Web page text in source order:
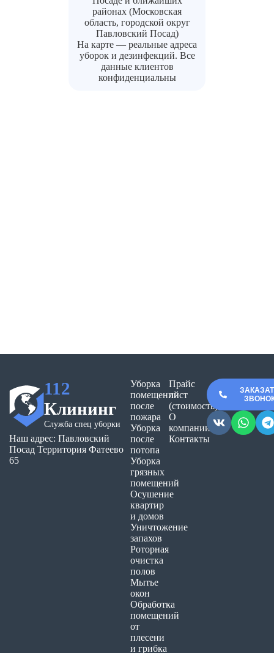
районах (Московская
область, городской округ
Павловский Посад)
На карте — реальные адреса
уборок и дезинфекций. Все
данные клиентов
конфиденциальны
112
Клининг
Служба спец уборки
Наш адрес: Павловский
Посад Территория Фатеево
65
Уборка
помещений
после
пожара
Уборка
после
потопа
Уборка
грязных
помещений
Осушение
квартир
и домов
Уничтожение
запахов
Роторная
очистка
полов
Мытье
окон
Обработка
помещений
от
плесени
и грибка
Прайс
лист
(стоимость)
О
компании
Контакты